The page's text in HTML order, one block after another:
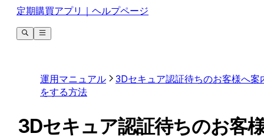
定期購買アプリ｜ヘルプページ
運用マニュアル
3Dセキュア認証待ちのお客様へ案
をする方法
3Dセキュア認証待ちのお客